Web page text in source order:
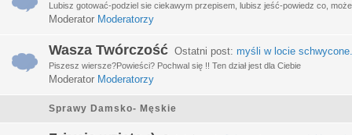
Lubisz gotować-podziel sie ciekawym przepisem, lubisz jeść-powiedz co,
Moderator Moderatorzy
Wasza Twórczość Ostatni post: myśli w locie
Piszesz wiersze?Powieści? Pochwal się !! Ten dział jest dla Ciebie
Moderator Moderatorzy
Sprawy Damsko- Męskie